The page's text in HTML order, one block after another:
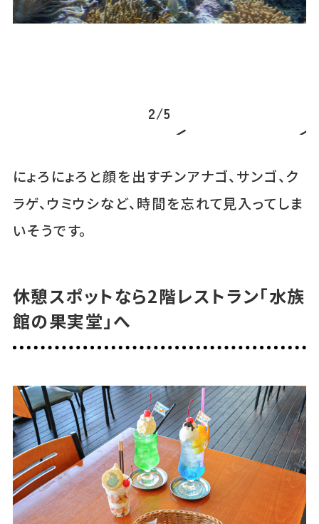
2/5
にょろにょろと顔を出すチンアナゴ、サンゴ、ク
ラゲ、ウミウシなど、時間を忘れて見入ってしま
いそうです。
休憩スポットなら2階レストラン「水族
館の果実堂」へ